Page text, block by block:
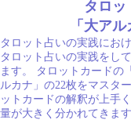
タロッ
「大ア
タロット占いの実践にお
タロット占いの実践をし
ます。 タロットカードの
ルカナ」の22枚をマスタ
ットカードの解釈が上手
量が大きく分かれてきます